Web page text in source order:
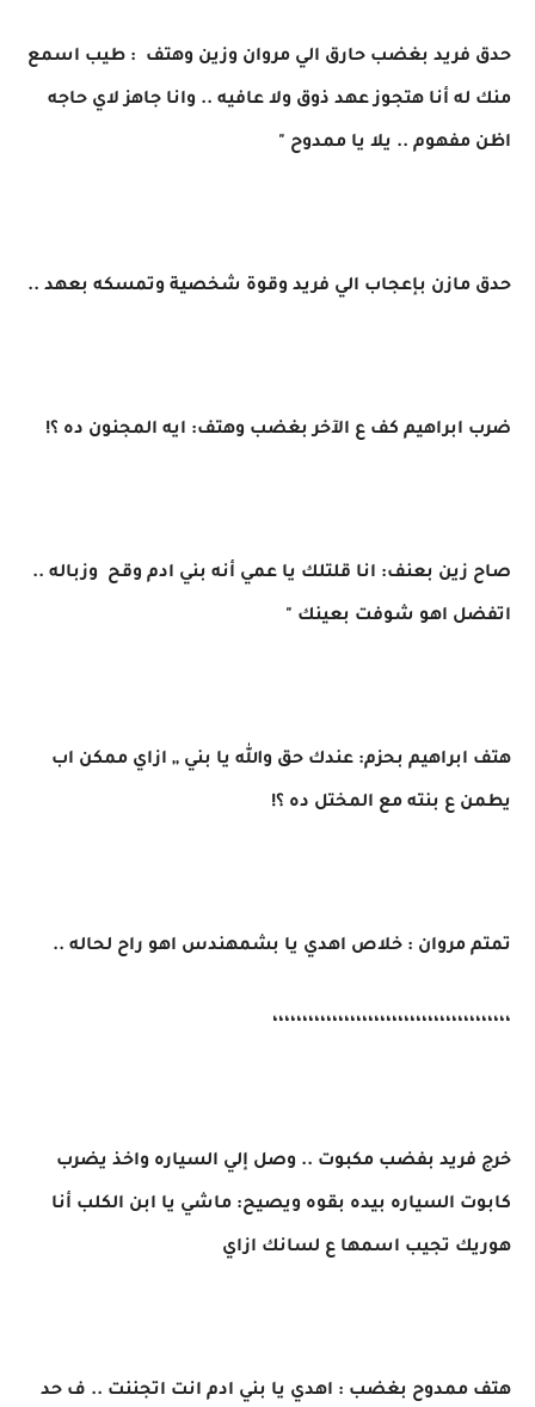
حدق فريد بغضب حارق الي مروان وزين وهتف : طيب اسمع
منك له أنا هتجوز عهد ذوق ولا عافيه .. وانا جاهز لاي حاجه
اظن مفهوم .. يلا يا ممدوح "
حدق مازن بإعجاب الي فريد وقوة شخصية وتمسكه بعهد ..
ضرب ابراهيم كف ع الآخر بغضب وهتف: ايه المجنون ده ؟!
صاح زين بعنف: انا قلتلك يا عمي أنه بني ادم وقح وزباله ..
اتفضل اهو شوفت بعينك "
هتف ابراهيم بحزم: عندك حق والله يا بني ,, ازاي ممكن اب
يطمن ع بنته مع المختل ده ؟!
تمتم مروان : خلاص اهدي يا بشمهندس اهو راح لحاله ..
،،،،،،،،،،،،،،،،،،،،،،،،،،،،،،،،،،،،،،،،
خرج فريد بفضب مكبوت .. وصل إلي السياره واخذ يضرب
كابوت السياره بيده بقوه ويصيح: ماشي يا ابن الكلب أنا
هوريك تجيب اسمها ع لسانك ازاي
هتف ممدوح بغضب : اهدي يا بني ادم انت اتجننت .. ف حد